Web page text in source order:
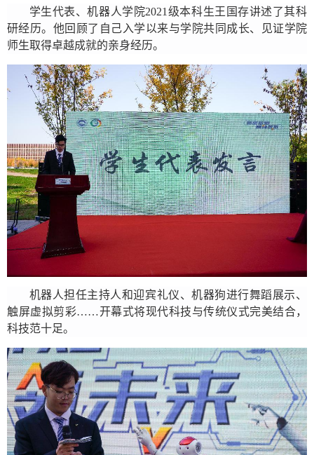
学生代表、机器人学院2021 级本科生王国存讲述了其科
研经历。他回顾了自己入学以来与学院共同成长、见证学院
师生取得卓越成就的亲身经历。
机器人担任主持人和迎宾礼仪、机器狗进行舞蹈展示、
触屏虚拟剪彩……开幕式将现代科技与传统仪式完美结合，
科技范十足。